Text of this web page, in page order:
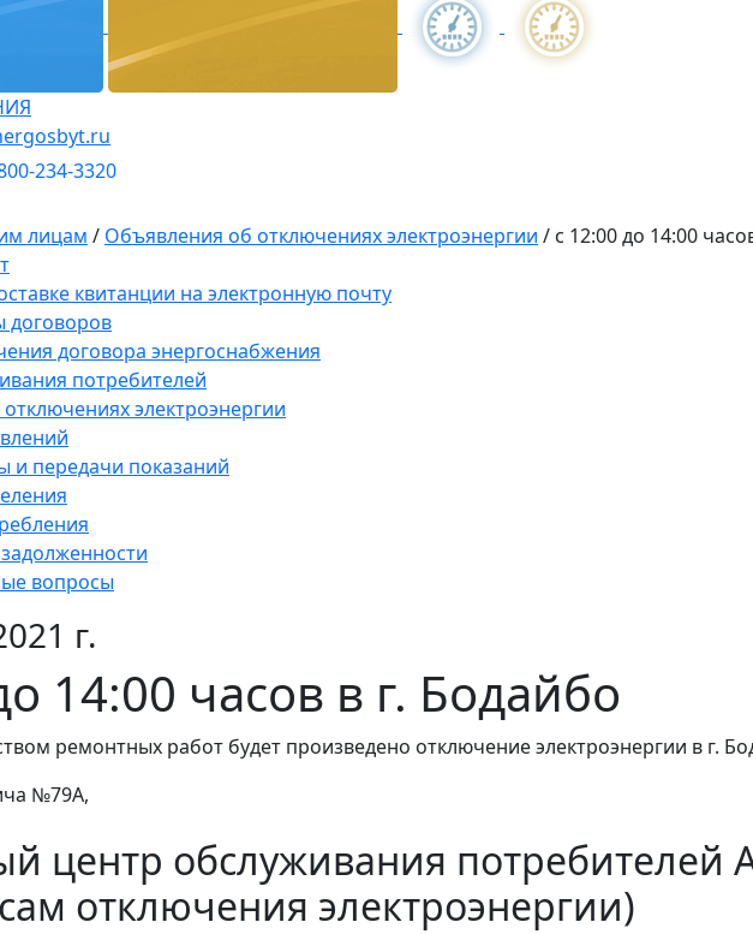
234-3320
лицам / Объявления об отключениях электроэнергии / с 12:00 до 14:00
квитанции на электронную почту
договора энергоснабжения
потребителей
электроэнергии
и передачи показаний
вопросы
г.
14:00 часов в г. Бодайбо
ремонтных работ будет произведено отключение электроэнергии в г.
№79А,
центр обслуживания потребителей
отключения электроэнергии)